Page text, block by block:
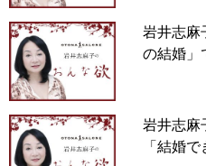
岩井志麻
の結婚」
岩井志
「結婚